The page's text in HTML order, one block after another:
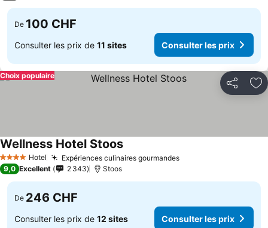
De 100 CHF
Consulter les prix de 11 sites Consulter les prix
Partager
Choix populaire
4 Étoiles Hotel Expériences culinaires gourmandes
Wellness Hotel Stoos
9,0 Excellent 2 343 Stoos
De 246 CHF
Consulter les prix de 12 sites Consulter les prix